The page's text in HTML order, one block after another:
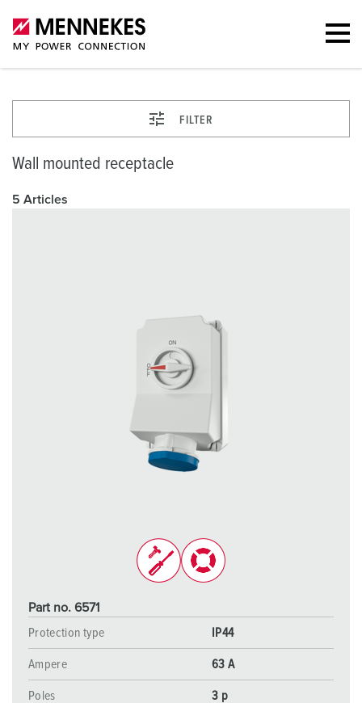
FILTER
Wall mounted receptacle
5 Articles
Part no. 6571
Protection type
IP44
Ampere 63 A
Poles 3 p